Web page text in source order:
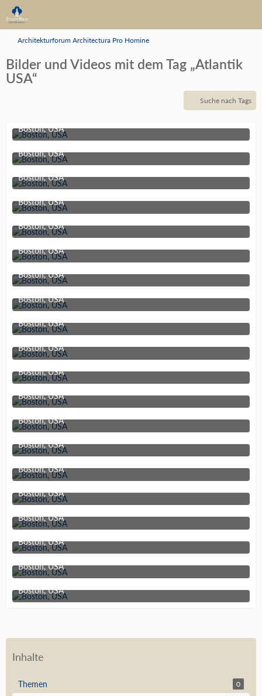
Architekturforum Architectura Pro Homine
Bilder und Videos mit dem Tag „Atlantik
USA“
Suche nach Tags
Boston, USA
11. Juni 2019 um 21:10
Boston, USA
11. Juni 2019 um 21:10
Boston, USA
11. Juni 2019 um 21:10
Boston, USA
11. Juni 2019 um 21:10
Boston, USA
11. Juni 2019 um 21:10
Boston, USA
11. Juni 2019 um 21:10
Boston, USA
11. Juni 2019 um 21:10
Boston, USA
11. Juni 2019 um 21:10
Boston, USA
11. Juni 2019 um 21:10
Boston, USA
11. Juni 2019 um 21:10
Boston, USA
11. Juni 2019 um 21:10
Boston, USA
11. Juni 2019 um 21:10
Boston, USA
11. Juni 2019 um 21:10
Boston, USA
11. Juni 2019 um 21:10
Boston, USA
11. Juni 2019 um 21:10
Boston, USA
11. Juni 2019 um 21:10
Boston, USA
11. Juni 2019 um 21:10
Boston, USA
11. Juni 2019 um 21:10
Boston, USA
11. Juni 2019 um 21:10
Boston, USA
11. Juni 2019 um 21:10
Inhalte
Themen 0